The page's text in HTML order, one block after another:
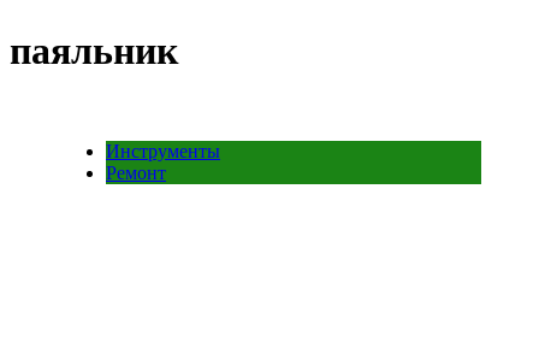
паяльник
Инструменты
Ремонт